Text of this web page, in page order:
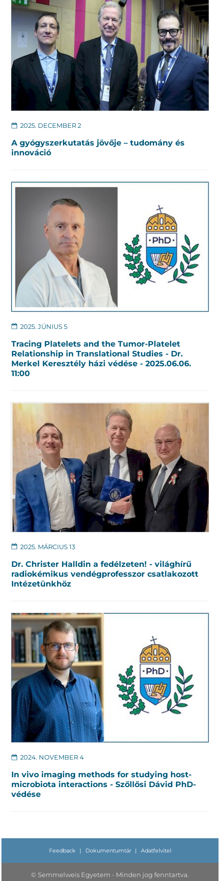
2025. DECEMBER 2
A gyógyszerkutatás jövője – tudomány és
innováció
2025. JÚNIUS 5
Tracing Platelets and the Tumor-Platelet
Relationship in Translational Studies - Dr.
Merkel Keresztély házi védése - 2025.06.06.
11:00
2025. MÁRCIUS 13
Dr. Christer Halldin a fedélzeten! - világhírű
radiokémikus vendégprofesszor csatlakozott
Intézetünkhöz
2024. NOVEMBER 4
In vivo imaging methods for studying host-
microbiota interactions - Szőllősi Dávid PhD-
védése
Feedback | Dokumentumtár | Adatfelvitel
© Semmelweis Egyetem - Minden jog fenntartva.